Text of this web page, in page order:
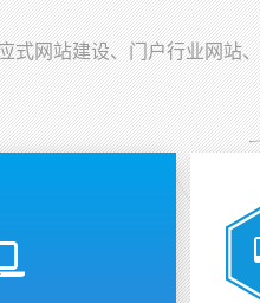
式网站建设、门户行业网站